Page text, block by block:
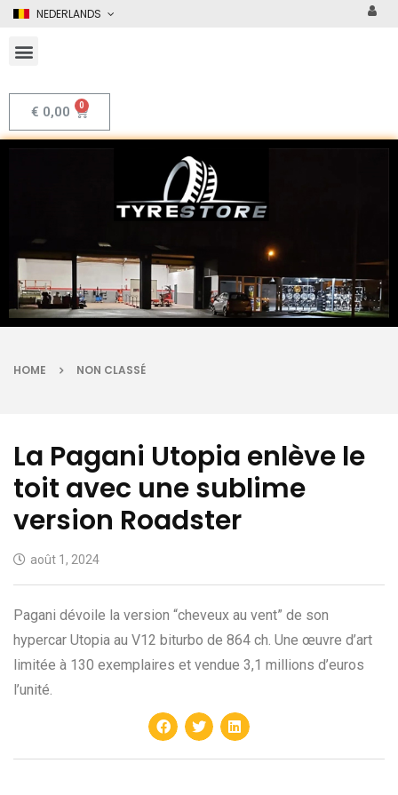
NEDERLANDS
€ 0,00
HOME NON CLASSÉ
La Pagani Utopia enlève le
toit avec une sublime
version Roadster
août 1, 2024
Pagani dévoile la version “cheveux au vent” de son
hypercar Utopia au V12 biturbo de 864 ch. Une œuvre d’art
limitée à 130 exemplaires et vendue 3,1 millions d’euros
l’unité.